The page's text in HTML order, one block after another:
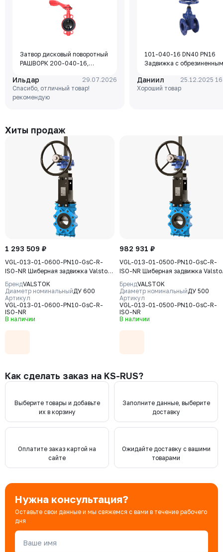
Затвор дисковый поворотный
РАШВОРК 200-040-16,
250 (GG25), диск - GJS-400-
15 (GGG40), уплотнение -
EPDM, М/Ф, рукоятка
Ильдар
29.07.2026
Спасибо, отличный товар!
рекомендую
101-040-16 DN40 PN16
Задвижка с обрезиненным
чугун, клин-EPDM,
Tmax=110°C Ф/Ф
Даниил
25.12.2025
Хороший товар
Хиты продаж
1 293 509 ₽
VGL-013-01-0600-PN10-GsC-R-
ISO-NR Шиберная задвижка Valstok,
серия VGL, DN 0600, PN10, редуктор
(ISO-фланец), выдвижной шток,
корпус GJS-400-15 (GGG40) нож
AISI304, уплотнение Natural Rubber
БрендVALSTOK
Диаметр номинальныйДУ 600
Артикул
VGL-013-01-0600-PN10-GsC-R-
ISO-NR
В наличии
982 931 ₽
VGL-013-01-0500-PN10-GsC-R-
ISO-NR Шиберная задвижка
серия VGL, DN 0500, PN10,
(ISO-фланец) выдвижной шток,
корпус GJS-400-15 (GGG40) нож
AISI304, уплотнение Natural
БрендVALSTOK
Диаметр номинальныйДУ 500
Артикул
VGL-013-01-0500-PN10-GsC-R-
ISO-NR
В наличии
Как сделать заказ на KS-RUS?
Выберите товары и добавьте
их в корзину
Заполните данные, выберите
доставку
Оплатите заказ картой на
сайте
Ожидайте доставку с вашими
товарами
Нужна консультация?
Оставьте свои данные и мы свяжемся с вами в течение рабочего
дня
Ваше имя